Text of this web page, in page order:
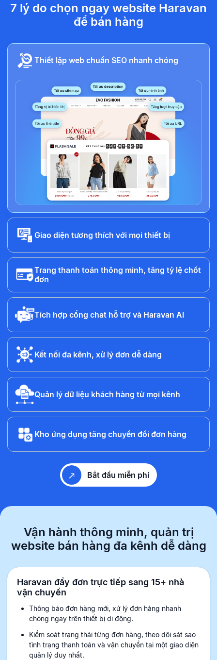
7 lý do chọn ngay website Haravan
để bán hàng
Thiết lập web chuẩn SEO nhanh chóng
Giao diện tương thích với mọi thiết bị
Trang thanh toán thông minh, tăng tỷ lệ chốt
đơn
Tích hợp cổng chat hỗ trợ và Haravan AI
Kết nối đa kênh, xử lý đơn dễ dàng
Quản lý dữ liệu khách hàng từ mọi kênh
Kho ứng dụng tăng chuyển đổi đơn hàng
Bắt đầu miễn phí
Vận hành thông minh, quản trị
website bán hàng đa kênh dễ dàng
Haravan đẩy đơn trực tiếp sang 15+ nhà
vận chuyển
Thông báo đơn hàng mới, xử lý đơn hàng nhanh
chóng ngay trên thiết bị di động.
Kiểm soát trạng thái từng đơn hàng, theo dõi sát sao
tình trạng thanh toán và vận chuyển tại một giao diện
quản lý duy nhất.